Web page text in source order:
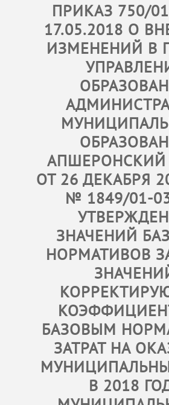
ПРИКАЗ 750/
17.05.2018 О
ИЗМЕНЕНИЙ В
АПШЕРОНСКИЙ
ОТ 26 ДЕКАБРЯ
№ 1849/01-
ЗНАЧЕНИЙ
НОРМАТИВОВ
БАЗОВЫМ
ЗАТРАТ НА
В 2018